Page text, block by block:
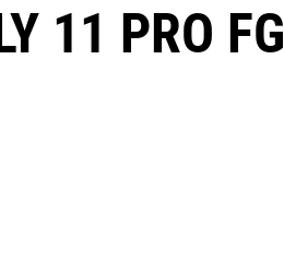
11 PRO FG